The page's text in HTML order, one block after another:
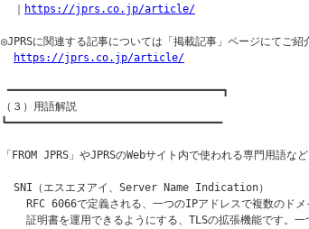
https://jprs.co.jp/article/
◎JPRSに関連する記事については「掲載記事」ページにてご紹
https://jprs.co.jp/article/
━━━━━━━━━━━━━━━━━━━━━━━━━━━━━━━━━━┓
（３）用語解説
┗━━━━━━━━━━━━━━━━━━━━━━━━━━━━━━━━━━
「FROM JPRS」やJPRSのWebサイト内で使われる専門用語な
  SNI（エスエヌアイ、Server Name Indication）
RFC 6066で定義される、一つのIPアドレスで複数のドメ
証明書を運用できるようにする、TLSの拡張機能です。一